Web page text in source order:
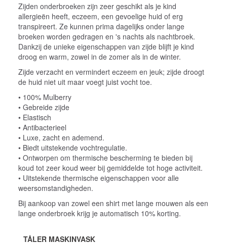
Zijden onderbroeken zijn zeer geschikt als je kind
allergieën heeft, eczeem, een gevoelige huid of erg
transpireert. Ze kunnen prima dagelijks onder lange
broeken worden gedragen en 's nachts als nachtbroek.
Dankzij de unieke eigenschappen van zijde blijft je kind
droog en warm, zowel in de zomer als in de winter.
Zijde verzacht en vermindert eczeem en jeuk; zijde droogt
de huid niet uit maar voegt juist vocht toe.
• 100% Mulberry
• Gebreide zijde
• Elastisch
• Antibacterieel
• Luxe, zacht en ademend.
• Biedt uitstekende vochtregulatie.
• Ontworpen om thermische bescherming te bieden bij
koud tot zeer koud weer bij gemiddelde tot hoge activiteit.
• Uitstekende thermische eigenschappen voor alle
weersomstandigheden.
Bij aankoop van zowel een shirt met lange mouwen als een
lange onderbroek krijg je automatisch 10% korting.
TÅLER MASKINVASK